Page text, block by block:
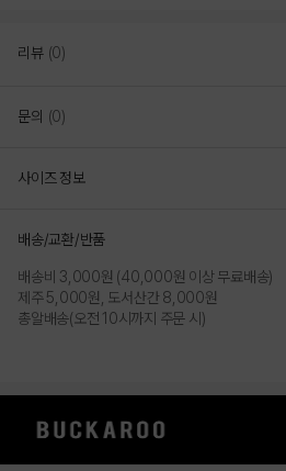
리뷰 (0)
문의 (0)
사이즈 정보
배송/교환/반품
배송비 3,000원 (40,000원 이상 무료배송)
제주 5,000원, 도서산간 8,000원
총알배송(오전 10시까지 주문 시)